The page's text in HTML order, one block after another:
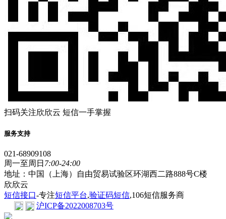
扫码关注欣欣云 短信一手掌握
服务支持
021-68909108
周一至周日 7:00-24:00
地址：中国（上海）自由贸易试验区环湖西二路888号C楼
欣欣云
短信接口-专注短信平台,验证码短信,106短信服务商
沪ICP备2022008703号